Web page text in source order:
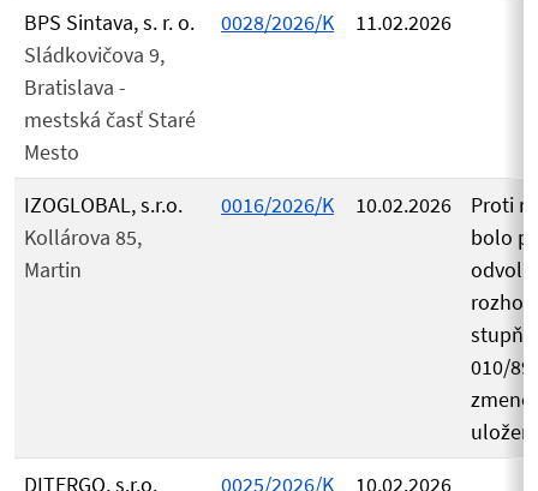
BPS Sintava, s. r. o.
Sládkovičova 9,
Bratislava -
mestská časť Staré
Mesto
0028/2026/K 11.02.2026
IZOGLOBAL, s.r.o.
Kollárova 85,
Martin
0016/2026/K 10.02.2026
Proti
bolo
stupňa
010/
DITERGO, s.r.o.
0025/2026/K 10.02.2026